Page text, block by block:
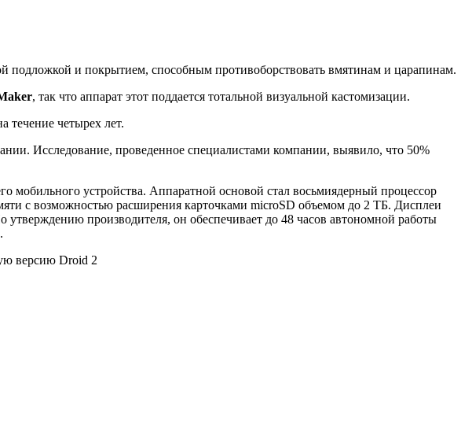
подложкой и покрытием, способным противоборствовать вмятинам и царапинам.
, так что аппарат этот поддается тотальной визуальной кастомизации.
течение четырех лет.
Исследование, проведенное специалистами компании, выявило, что 50%
мобильного устройства. Аппаратной основой стал восьмиядерный процессор
с возможностью расширения карточками microSD объемом до 2 ТБ. Дисплеи
утверждению производителя, он обеспечивает до 48 часов автономной работы